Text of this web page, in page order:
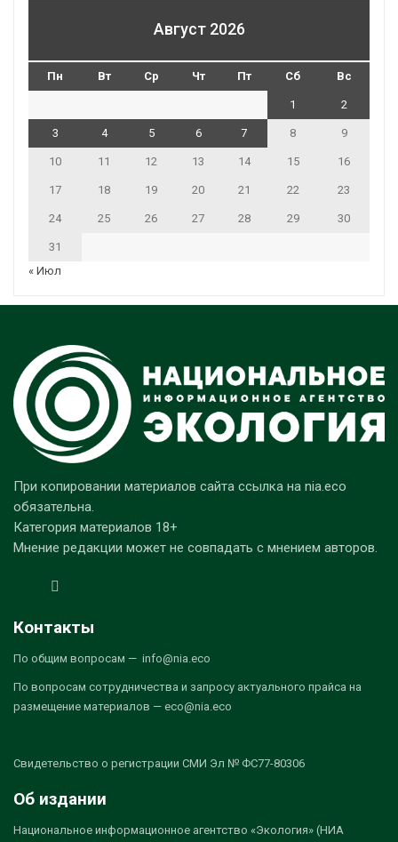
Август 2026
Пн Вт Ср Чт Пт Сб Вс
1 2
3 4 5 6 7 8 9
10 11 12 13 14 15 16
17 18 19 20 21 22 23
24 25 26 27 28 29 30
31
« Июл
При копировании материалов сайта ссылка на nia.eco
обязательна.
Категория материалов 18+
Мнение редакции может не совпадать с мнением авторов.
Контакты
По общим вопросам — info@nia.eco
По вопросам сотрудничества и запросу актуального прайса на
размещение материалов — eco@nia.eco
Свидетельство о регистрации СМИ Эл № ФС77-80306
Об издании
Национальное информационное агентство «Экология» (НИА